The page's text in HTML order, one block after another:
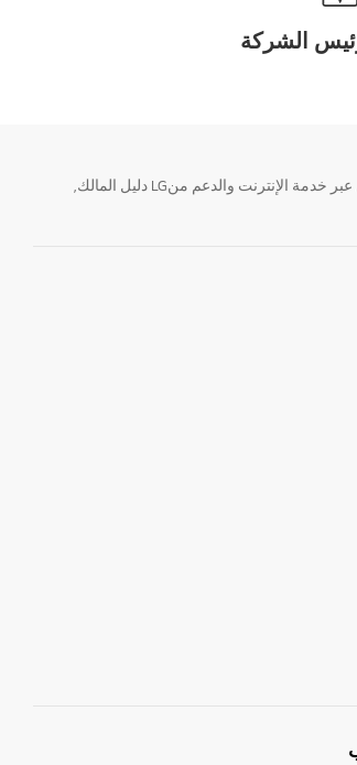
الشركة
تحتاج معلومة؟ او لديك سؤال ؟ يمكننا المساعدة. سواء كنت فى حاجة الى حجز منتجك او التواصل مع احد ممثلى دعم LG أو الحصول على خدمة صيانة. إيجاد أجوبة ومعلومات أسهل عبر خدمة الإنترنت والدعم منLG دليل المالك,